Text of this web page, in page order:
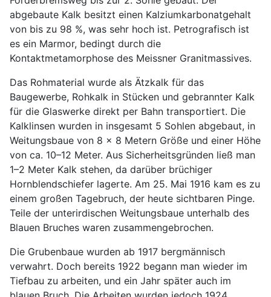
abgebaute Kalk besitzt einen Kalziumkarbonatgehalt
von bis zu 98 %, was sehr hoch ist. Petrografisch ist
es ein Marmor, bedingt durch die
Kontaktmetamorphose des Meissner Granitmassives.
Das Rohmaterial wurde als Ätzkalk für das
Baugewerbe, Rohkalk in Stücken und gebrannter Kalk
für die Glaswerke direkt per Bahn transportiert. Die
Kalklinsen wurden in insgesamt 5 Sohlen abgebaut, in
Weitungsbaue von 8 x 8 Metern Größe und einer Höhe
von ca. 10–12 Meter. Aus Sicherheitsgründen ließ man
1–2 Meter Kalk stehen, da darüber brüchiger
Hornblendschiefer lagerte. Am 25. Mai 1916 kam es zu
einem großen Tagebruch, der heute sichtbaren Pinge.
Teile der unterirdischen Weitungsbaue unterhalb des
Blauen Bruches waren zusammengebrochen.
Die Grubenbaue wurden ab 1917 bergmännisch
verwahrt. Doch bereits 1922 begann man wieder im
Tiefbau zu arbeiten, und ein Jahr später auch im